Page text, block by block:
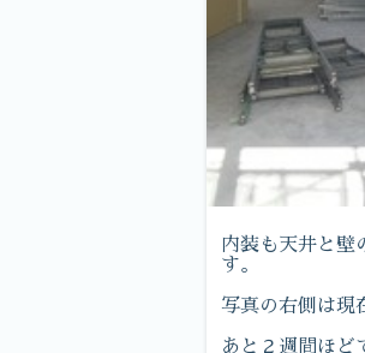
内装も天井と壁
す。
写真の右側は現
あと２週間ほど